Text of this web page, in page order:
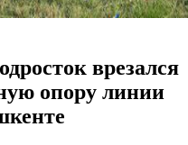
врезался
опору линии